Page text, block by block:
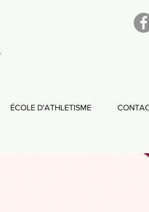
ÉCOLE D'ATHLETISME